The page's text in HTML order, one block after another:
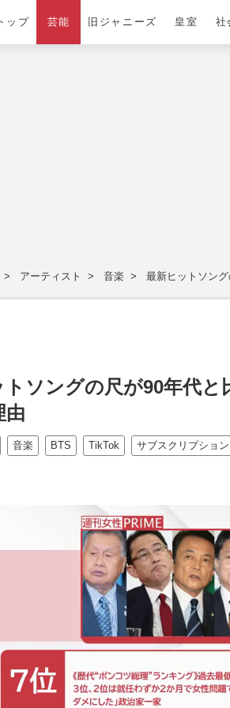
ップ 芸能 旧ジャニーズ 皇室 社
アーティスト 音楽 最新ヒットソン
ソングの尺が90年代と
由
音楽 BTS TikTok サブスクリプション